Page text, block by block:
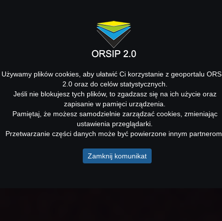
Używamy plików cookies, aby ułatwić Ci korzystanie z geoportalu
2.0 oraz do celów statystycznych.
Jeśli nie blokujesz tych plików, to zgadzasz się na ich użycie oraz
zapisanie w pamięci urządzenia.
Pamiętaj, że możesz samodzielnie zarządzać cookies, zmieniając
ustawienia przeglądarki.
Przetwarzanie części danych może być powierzone innym
Zamknij komunikat